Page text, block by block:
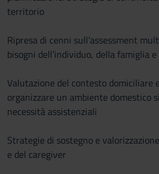
territorio
Ripresa di cenni sull’assessment
bisogni dell’individuo, della famiglia
Valutazione del contesto domiciliare
organizzare un ambiente domestico
necessità assistenziali
Strategie di sostegno e
e del caregiver